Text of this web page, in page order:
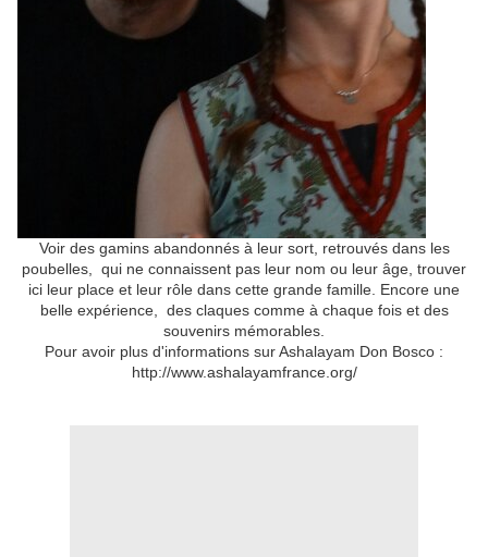
Voir des gamins abandonnés à leur sort, retrouvés dans les
poubelles, qui ne connaissent pas leur nom ou leur âge, trouver
ici leur place et leur rôle dans cette grande famille. Encore une
belle expérience, des claques comme à chaque fois et des
souvenirs mémorables.
Pour avoir plus d'informations sur Ashalayam Don Bosco :
http://www.ashalayamfrance.org/